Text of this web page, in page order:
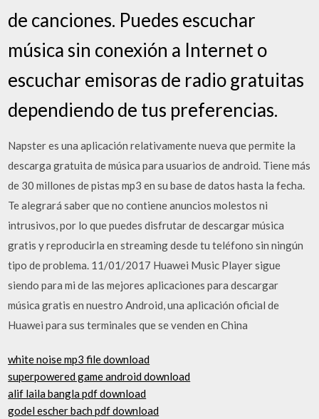
de canciones. Puedes escuchar
música sin conexión a Internet o
escuchar emisoras de radio gratuitas
dependiendo de tus preferencias.
Napster es una aplicación relativamente nueva que permite la
descarga gratuita de música para usuarios de android. Tiene más
de 30 millones de pistas mp3 en su base de datos hasta la fecha.
Te alegrará saber que no contiene anuncios molestos ni
intrusivos, por lo que puedes disfrutar de descargar música
gratis y reproducirla en streaming desde tu teléfono sin ningún
tipo de problema. 11/01/2017 Huawei Music Player sigue
siendo para mi de las mejores aplicaciones para descargar
música gratis en nuestro Android, una aplicación oficial de
Huawei para sus terminales que se venden en China
white noise mp3 file download
superpowered game android download
alif laila bangla pdf download
godel escher bach pdf download